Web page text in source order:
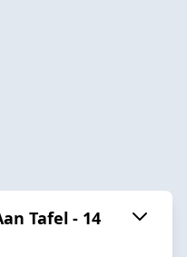
Tafel - 14